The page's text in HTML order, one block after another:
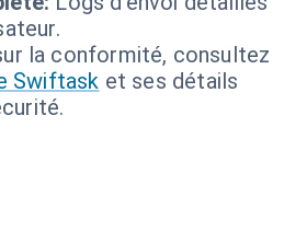
la conformité, consultez
Swiftask et ses détails